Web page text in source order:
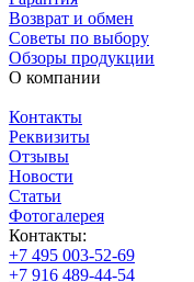
Возврат и обмен
Советы по выбору
Обзоры продукции
О компании
Контакты
Реквизиты
Отзывы
Новости
Статьи
Фотогалерея
Контакты:
+7 495 003-52-69
+7 916 489-44-54